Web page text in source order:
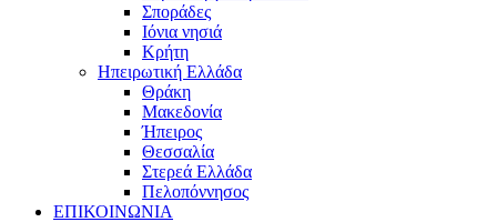
Σποράδες
Ιόνια νησιά
Κρήτη
Ηπειρωτική Ελλάδα
Θράκη
Μακεδονία
Ήπειρος
Θεσσαλία
Στερεά Ελλάδα
Πελοπόννησος
ΕΠΙΚΟΙΝΩΝΙΑ